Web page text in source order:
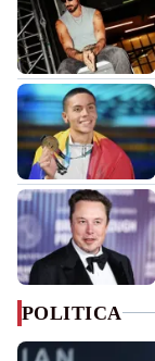
POLITICA